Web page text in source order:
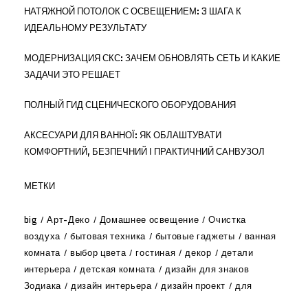
НАТЯЖНОЙ ПОТОЛОК С ОСВЕЩЕНИЕМ: 3 ШАГА К
ИДЕАЛЬНОМУ РЕЗУЛЬТАТУ
МОДЕРНИЗАЦИЯ СКС: ЗАЧЕМ ОБНОВЛЯТЬ СЕТЬ И КАКИЕ
ЗАДАЧИ ЭТО РЕШАЕТ
ПОЛНЫЙ ГИД СЦЕНИЧЕСКОГО ОБОРУДОВАНИЯ
АКСЕСУАРИ ДЛЯ ВАННОЇ: ЯК ОБЛАШТУВАТИ
КОМФОРТНИЙ, БЕЗПЕЧНИЙ І ПРАКТИЧНИЙ САНВУЗОЛ
МЕТКИ
big Арт-Деко Домашнее освещение
Очистка
воздуха
бытовая техника бытовые гаджеты
ванная
комната
выбор цвета гостиная декор
детали
интерьера
детская комната
дизайн для знаков
Зодиака
дизайн интерьера дизайн проект
для